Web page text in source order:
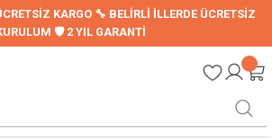
KARGO 🔧 BELİRLİ İLLERDE ÜCRETSİZ
🛡️ 2 YIL GARANTİ
Geri Dön
Geri Dön